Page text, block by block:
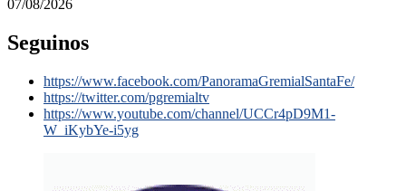
07/08/2026
Seguinos
https://www.facebook.com/PanoramaGremialSantaFe/
https://twitter.com/pgremialtv
https://www.youtube.com/channel/UCCr4pD9M1-
W_iKybYe-i5yg